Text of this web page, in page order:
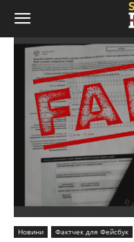
Новини Фактчек для Фейсбук